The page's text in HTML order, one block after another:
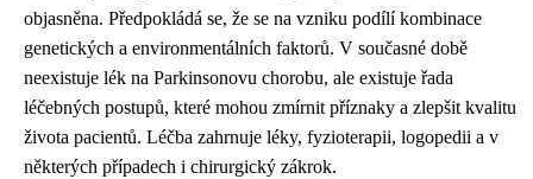
objasněna. Předpokládá se, že se na vzniku podílí kombinace
genetických a environmentálních faktorů. V současné době
neexistuje lék na Parkinsonovu chorobu, ale existuje řada
léčebných postupů, které mohou zmírnit příznaky a zlepšit kvalitu
života pacientů. Léčba zahrnuje léky, fyzioterapii, logopedii a v
některých případech i chirurgický zákrok.